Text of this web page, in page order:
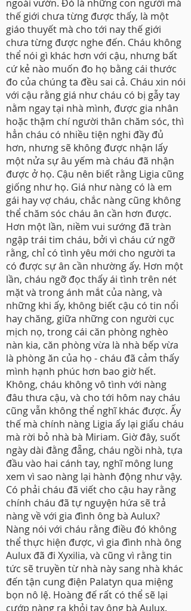
ngoài vườn. Đó là những con người mà
thế giới chưa từng được thấy, là một
giáo thuyết mà cho tới nay thế giới
chưa từng được nghe đến. Cháu không
thể nói gì khác hơn với cậu, nhưng bất
cứ kẻ nào muốn đo họ bằng cái thước
đo của chúng ta đều sai cả. Cháu xin nói
với cậu rằng giá như cháu có bị gẫy tay
nằm ngay tại nhà mình, được gia nhân
hoặc thậm chí người thân chăm sóc, thì
hẳn cháu có nhiều tiện nghi đầy đủ
hơn, nhưng sẽ không được nhận lấy
một nửa sự âu yếm mà cháu đã nhận
được ở họ. Cậu nên biết rằng Ligia cũng
giống như họ. Giá như nàng có là em
gái hay vợ cháu, chắc nàng cũng không
thể chăm sóc cháu ân cần hơn được.
Hơn một lần, niềm vui sướng đã tràn
ngập trái tim cháu, bởi vì cháu cứ ngỡ
rằng, chỉ có tình yêu mới cho người ta
có được sự ân cần nhường ấy. Hơn một
lần, cháu ngỡ đọc thấy ái tình trên nét
mặt và trong ánh mắt của nàng, và
những khi ấy, không biết cậu có tin nổi
hay chăng, giữa những con người cục
mịch nọ, trong cái căn phòng nghèo
nàn kia, căn phòng vừa là nhà bếp vừa
là phòng ăn của họ - cháu đã cảm thấy
mình hạnh phúc hơn bao giờ hết.
Không, cháu không vô tình với nàng
đâu thưa cậu, và cho tới hôm nay cháu
cũng vẫn không thể nghĩ khác được. Ấy
thế mà chính nàng Ligia ấy lại giấu cháu
mà rời bỏ nhà bà Miriam. Giờ đây, suốt
ngày dài đằng đẵng, cháu ngồi nhà, tựa
đầu vào hai cánh tay, nghĩ mông lung
xem vì sao nàng lại hành động như vậy.
Có phải cháu đã viết cho cậu hay rằng
chính cháu đã tự nguyện hứa sẽ trả
nàng về với gia đình ông bà Aulux?
Nàng nói với cháu rằng điều đó không
thể thực hiện được, vì gia đình nhà ông
Aulux đã đi Xyxilia, và cũng vì rằng tin
tức sẽ truyền từ nhà này sang nhà khác
đến tận cung điện Palatyn qua miệng
bọn nô lệ. Hoàng đế rất có thể sẽ lại
cướp nàng ra khỏi tay ông bà Aulux.